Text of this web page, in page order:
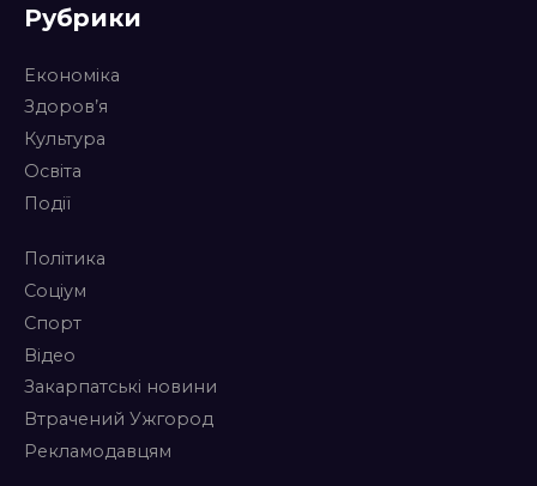
Рубрики
Економіка
Здоров’я
Культура
Освіта
Події
Політика
Соціум
Спорт
Відео
Закарпатські новини
Втрачений Ужгород
Рекламодавцям